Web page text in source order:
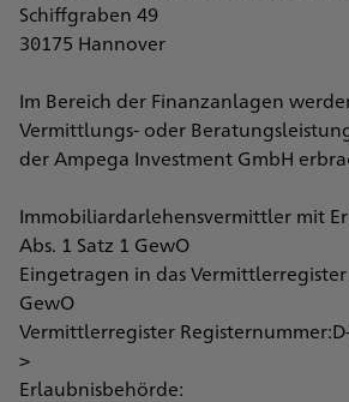
Schiffgraben 49
30175 Hannover
Im Bereich der Finanzanlagen
Vermittlungs- oder
der Ampega Investment GmbH
Immobiliardarlehensvermittler mit
Abs. 1 Satz 1 GewO
Eingetragen in das Vermittlerregister
GewO
Vermittlerregister
>
Erlaubnisbehörde: